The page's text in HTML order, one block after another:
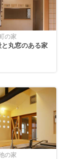
の家
丸窓のある家
の家